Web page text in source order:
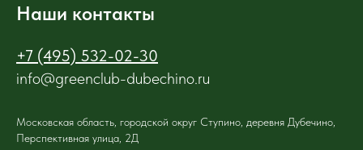
Наши контакты
+7 (495) 532-02-30
info@greenclub-dubechino.ru
Московская область, городской округ Ступино, деревня Дубечино,
Перспективная улица, 2Д